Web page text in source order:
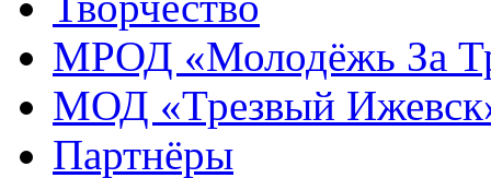
МРОД «Молодёжь За
МОД «Трезвый
Партнёры